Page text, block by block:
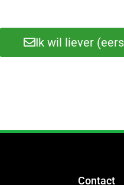
Ik wil liever
Contact